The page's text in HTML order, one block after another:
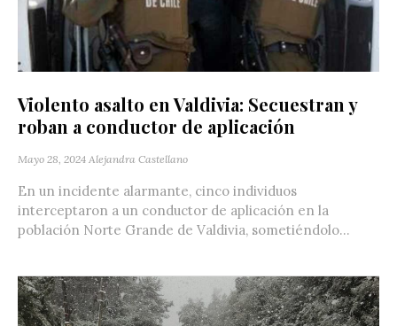
Violento asalto en Valdivia: Secuestran y
roban a conductor de aplicación
Mayo 28, 2024 Alejandra Castellano
En un incidente alarmante, cinco individuos
interceptaron a un conductor de aplicación en la
población Norte Grande de Valdivia, sometiéndolo...